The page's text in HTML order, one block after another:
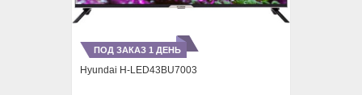
ПОД ЗАКАЗ 1 ДЕНЬ
Hyundai H-LED43BU7003